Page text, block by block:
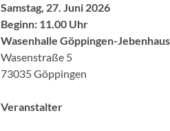
Samstag, 27. Juni 2026
Beginn: 11.00 Uhr
Wasenhalle Göppingen-
Wasenstraße 5
73035 Göppingen
Veranstalter